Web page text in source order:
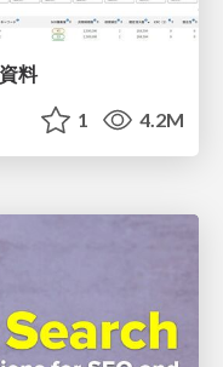
料
1 4.2M